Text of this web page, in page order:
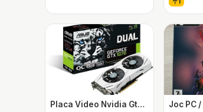
1
Placa Video Nvidia Gtx 1070 Dual Asus White Edtion 8GB OC